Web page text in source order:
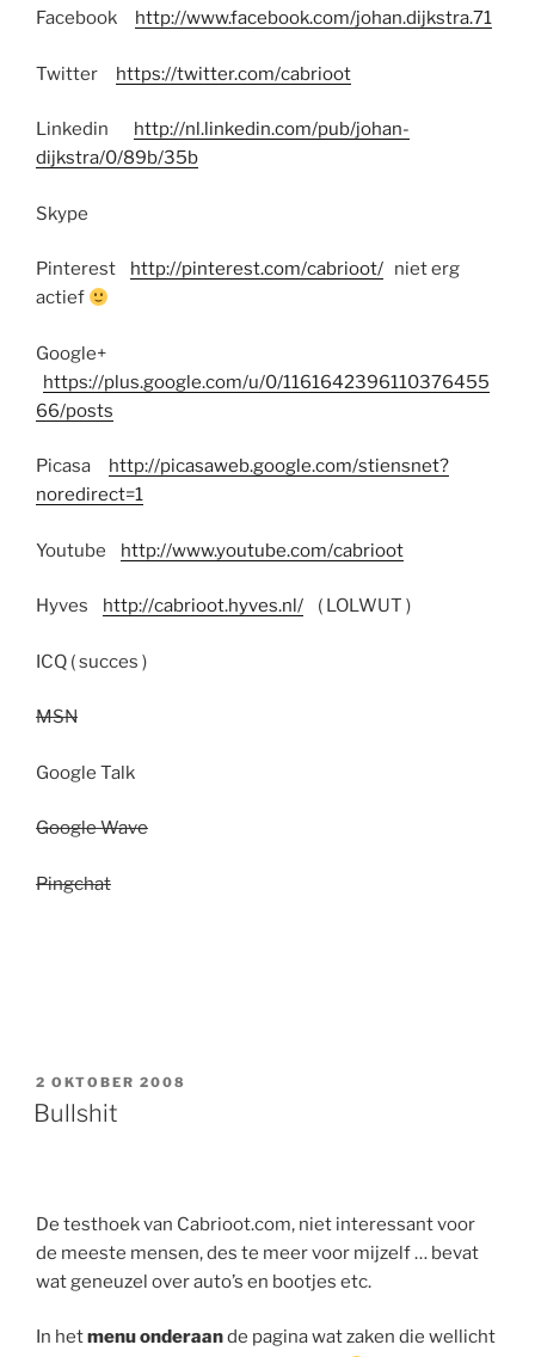
Facebook http://www.facebook.com/johan.dijkstra.71
Twitter https://twitter.com/cabrioot
Linkedin http://nl.linkedin.com/pub/johan-
dijkstra/0/89b/35b
Skype
Pinterest http://pinterest.com/cabrioot/ niet erg
actief
Google+
https://plus.google.com/u/0/1161642396110376455
66/posts
Picasa http://picasaweb.google.com/stiensnet?
noredirect=1
Youtube http://www.youtube.com/cabrioot
Hyves http://cabrioot.hyves.nl/ ( LOLWUT )
ICQ ( succes )
MSN
Google Talk
Google Wave
Pingchat
GEPLAATST
OP
2 OKTOBER 2008
Bullshit
De testhoek van Cabrioot.com, niet interessant voor
de meeste mensen, des te meer voor mijzelf … bevat
wat geneuzel over auto’s en bootjes etc.
In hetmenu onderaande pagina wat zaken die wellicht